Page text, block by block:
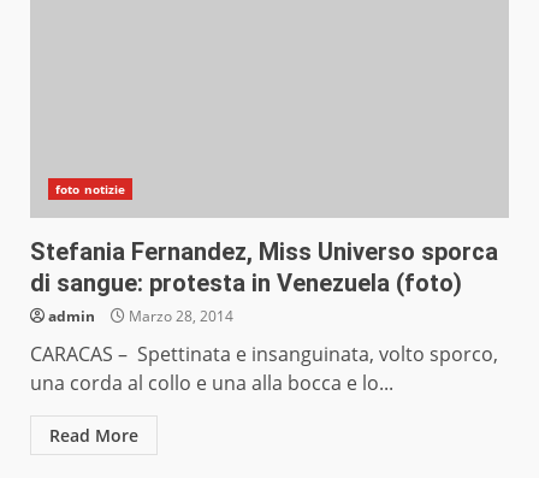
foto notizie
Stefania Fernandez, Miss Universo sporca
di sangue: protesta in Venezuela (foto)
admin Marzo 28, 2014
CARACAS – Spettinata e insanguinata, volto sporco,
una corda al collo e una alla bocca e lo...
Read More